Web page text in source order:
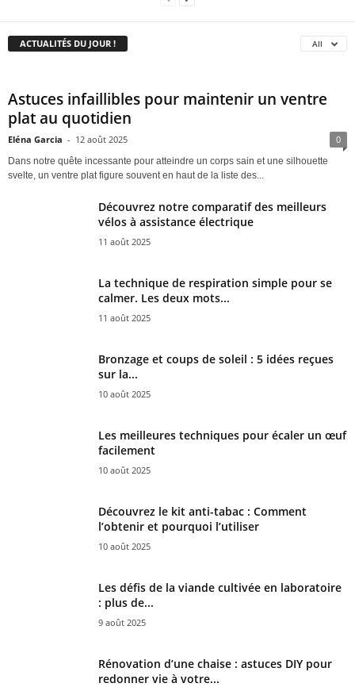
ACTUALITÉS DU JOUR ! All
Astuces infaillibles pour maintenir un ventre
plat au quotidien
Eléna Garcia - 12 août 2025 0
Dans notre quête incessante pour atteindre un corps sain et une silhouette
svelte, un ventre plat figure souvent en haut de la liste des...
Découvrez notre comparatif des meilleurs
vélos à assistance électrique
11 août 2025
La technique de respiration simple pour se
calmer. Les deux mots...
11 août 2025
Bronzage et coups de soleil : 5 idées reçues
sur la...
10 août 2025
Les meilleures techniques pour écaler un œuf
facilement
10 août 2025
Découvrez le kit anti-tabac : Comment
l’obtenir et pourquoi l’utiliser
10 août 2025
Les défis de la viande cultivée en laboratoire
: plus de...
9 août 2025
Rénovation d’une chaise : astuces DIY pour
redonner vie à votre...